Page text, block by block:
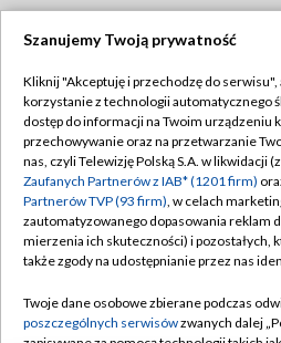
TVP
Abonament TVP
Emisja w TVP
Centrum informacji TVP
Naziemna Telewizja Cyfrowa
Rada Programowa
Regulamin
Polityka
Moje
Pomoc
Szanujemy Twoją prywatność
Kliknij "Akceptuję i przechodzę do serwisu",
korzystanie z technologii automatycznego
dostęp do informacji na Twoim urządzeniu
przechowywanie oraz na przetwarzanie
nas, czyli Telewizję Polską S.A. w likwidacji
Zaufanych Partnerów z IAB* (1201 firm)
Partnerów TVP (93 firm), w celach
zautomatyzowanego dopasowania reklam
mierzenia ich skuteczności) i pozostałych,
także zgody na udostępnianie przez nas
Twoje dane osobowe zbierane podczas
poszczególnych serwisówzwanych dalej